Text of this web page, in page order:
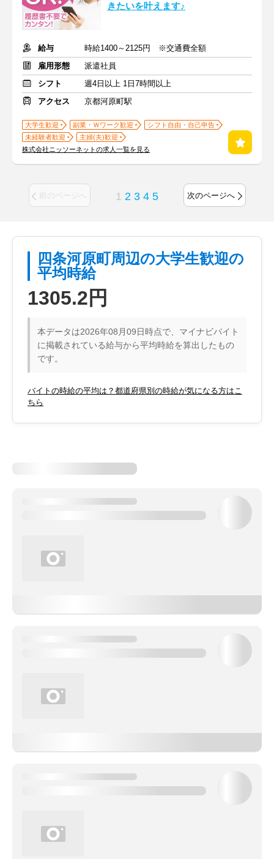
きたいを叶えます♪
給与
時給1400～2125円 ※交通費全額
雇用形態
派遣社員
シフト
週4日以上 1日7時間以上
アクセス
京都河原町駅
大学生歓迎 副業・Ｗワーク歓迎
シフト自由・自己申告
未経験者歓迎
主婦(夫)歓迎
株式会社ニッソーネットの求人一覧を見る
前のページへ 1 2 3 4 5 次のページへ
四条河原町周辺の大学生歓迎の
平均時給
1305.2円
本データは2026年08月09日時点で、マイナビバイト
に掲載されている給与から平均時給を算出したもの
です。
バイトの時給の平均は？都道府県別の時給が気になる方はこ
ちら